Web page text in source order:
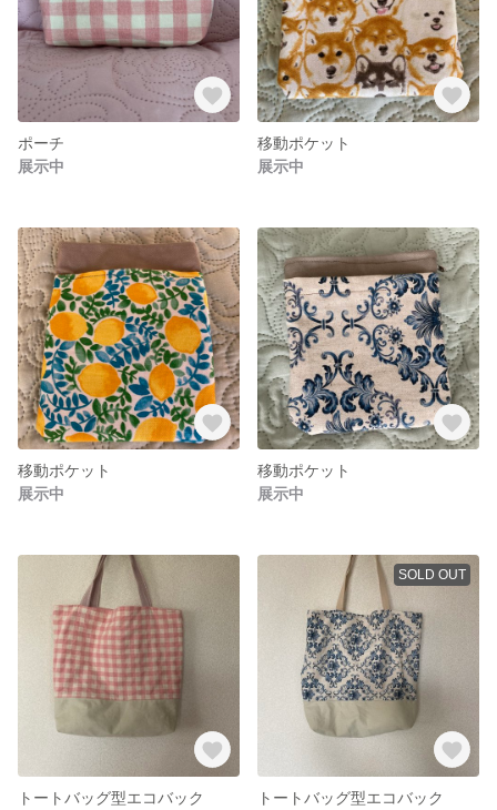
ポーチ
展示中
移動ポケット
展示中
移動ポケット
展示中
移動ポケット
展示中
トートバッグ型エコバック
SOLD OUT
トートバッグ型エコバック